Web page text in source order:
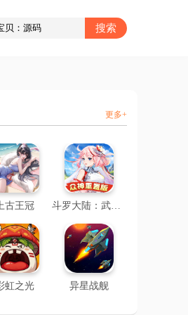
更多+
古王冠 斗罗大陆：武魂觉醒-2
虹之光 异星战舰